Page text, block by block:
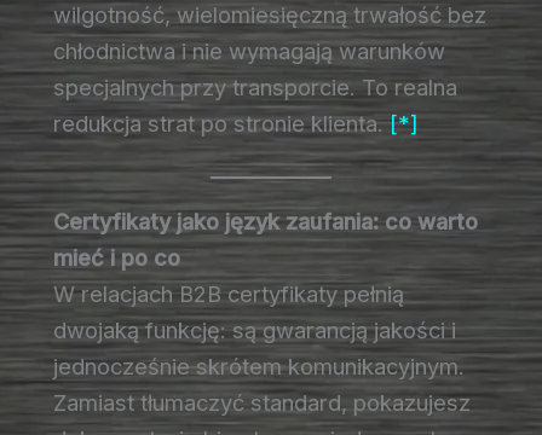
wilgotność, wielomiesięczną trwałość bez
chłodnictwa i nie wymagają warunków
specjalnych przy transporcie. To realna
redukcja strat po stronie klienta.[*]
Certyfikaty jako język zaufania: co warto
mieć i po co
W relacjach B2B certyfikaty pełnią
dwojaką funkcję: są gwarancją jakości i
jednocześnie skrótem komunikacyjnym.
Zamiast tłumaczyć standard, pokazujesz